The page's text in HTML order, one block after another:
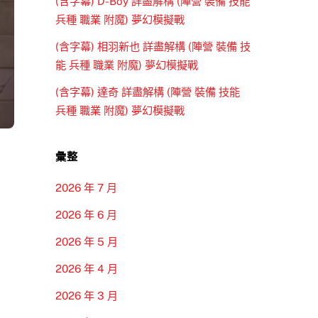
兵種 職業 附魔) 夢幻模擬戰
(含字幕) 相羽新也 詳盡解構 (陣營 裝備 技
能 兵種 職業 附魔) 夢幻模擬戰
(含字幕) 達奇 詳盡解構 (陣營 裝備 技能
兵種 職業 附魔) 夢幻模擬戰
彙整
2026 年 7 月
2026 年 6 月
2026 年 5 月
2026 年 4 月
2026 年 3 月